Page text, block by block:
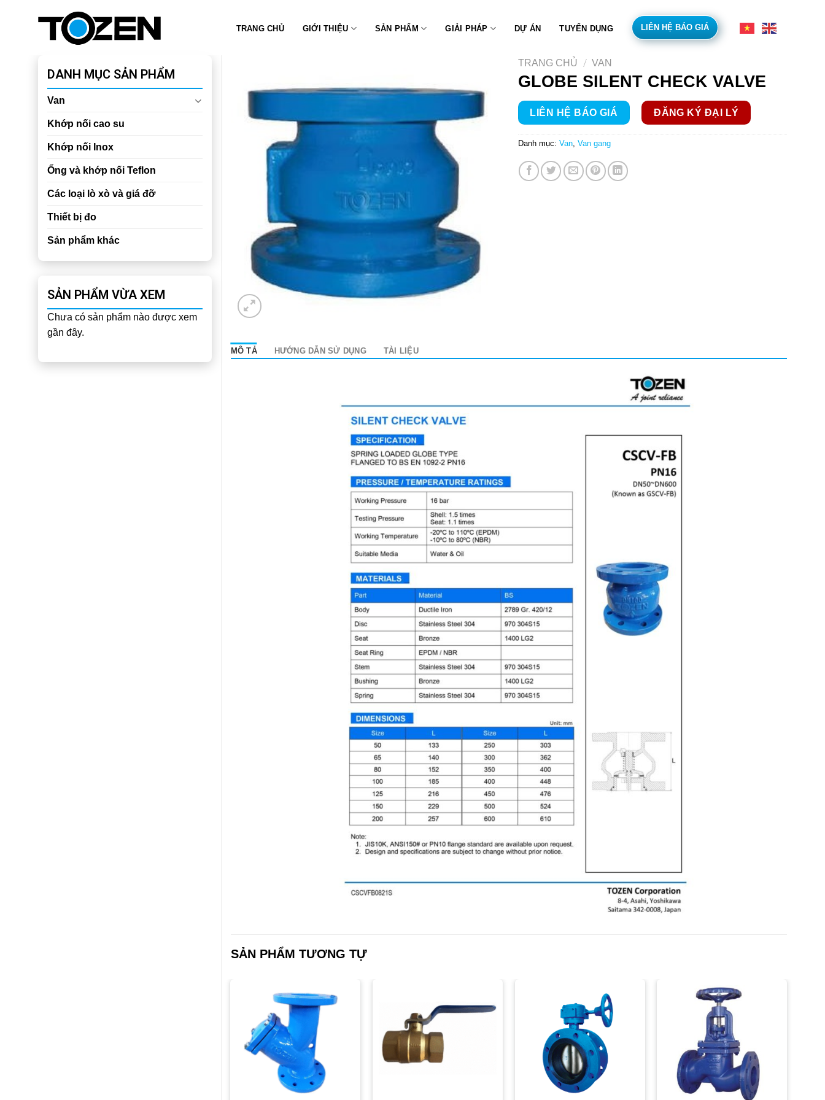
TRANG CHỦ GIỚI THIỆU SẢN PHẨM GIẢI PHÁP DỰ ÁN TUYỂN DỤNG LIÊN HỆ BÁO GIÁ
DANH MỤC SẢN PHẨM
Van
Khớp nối cao su
Khớp nối Inox
Ống và khớp nối Teflon
Các loại lò xò và giá đỡ
Thiết bị đo
Sản phẩm khác
SẢN PHẨM VỪA XEM
Chưa có sản phẩm nào được xem
gần đây.
TRANG CHỦ / VAN
GLOBE SILENT CHECK VALVE
LIÊN HỆ BÁO GIÁ ĐĂNG KÝ ĐẠI LÝ
Danh mục: Van, Van gang
MÔ TẢ HƯỚNG DẪN SỬ DỤNG TÀI LIỆU
SẢN PHẨM TƯƠNG TỰ